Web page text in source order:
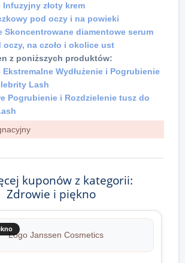
Infuzyjny złoty krem
pod oczy i na powieki
Skoncentrowane diamentowe serum
oczy, na czoło i okolice ust
z poniższych produktów:
Ekstremalne Wydłużenie i Pogrubienie
Lash
Pogrubienie i Rozdzielenie tusz do
kuponów z kategorii:
Zdrowie i piękno